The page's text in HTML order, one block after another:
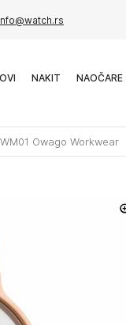
NAKIT NAOČARE
Owago Workwear